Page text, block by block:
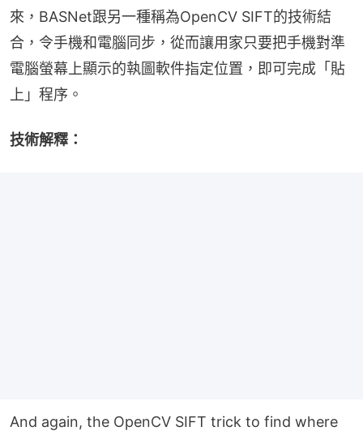
來，BASNet跟另一種稱為OpenCV SIFT的技術結
合，令手機和電腦同步，從而讓用家只要把手機對準
電腦螢幕上顯示的執圖軟件指定位置，即可完成「貼
上」程序。
技術解釋：
And again, the OpenCV SIFT trick to find where